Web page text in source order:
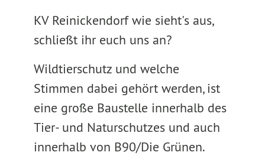
KV Reinickendorf wie sieht's aus,
schließt ihr euch uns an?
Wildtierschutz und welche
Stimmen dabei gehört werden, ist
eine große Baustelle innerhalb des
Tier- und Naturschutzes und auch
innerhalb von B90/Die Grünen.